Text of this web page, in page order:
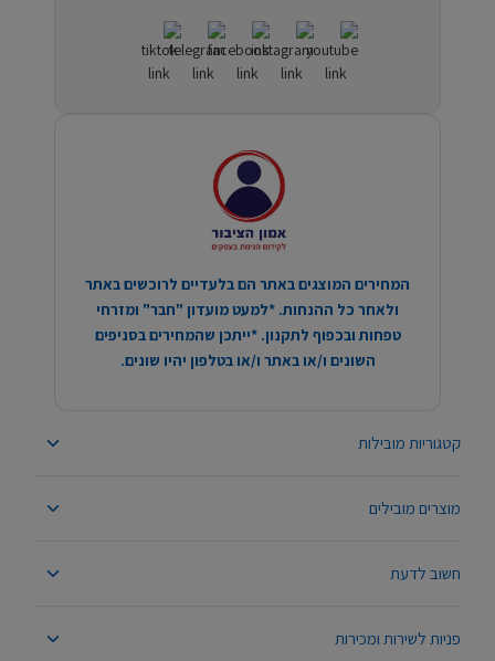
קטגוריות מובילות
מוצרים מובילים
חשוב לדעת
פניות לשירות ומכירות
המחירים המוצגים באתר הם בלעדיים לרוכשים באתר
ולאחר כל ההנחות. *למעט מועדון "חבר" ומזרחי
טפחות ובכפוף לתקנון. *ייתכן שהמחירים בסניפים
השונים ו/או באתר ו/או בטלפון יהיו שונים.